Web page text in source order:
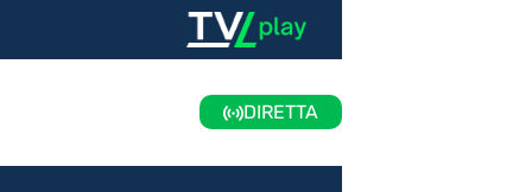
DIRETTA